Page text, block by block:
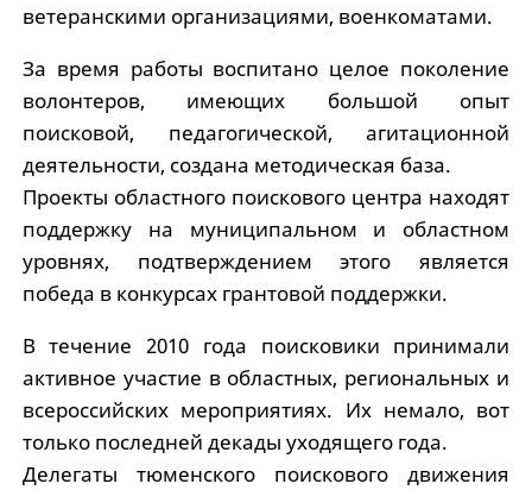
ветеранскими организациями, военкоматами.
За время работы воспитано целое поколение
волонтеров, имеющих большой опыт
поисковой, педагогической, агитационной
деятельности, создана методическая база.
Проекты областного поискового центра находят
поддержку на муниципальном и областном
уровнях, подтверждением этого является
победа в конкурсах грантовой поддержки.
В течение 2010 года поисковики принимали
активное участие в областных, региональных и
всероссийских мероприятиях. Их немало, вот
только последней декады уходящего года.
Делегаты тюменского поискового движения